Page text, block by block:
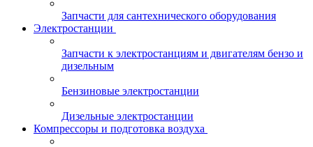
Запчасти для сантехнического оборудования
Электростанции
Запчасти к электростанциям и двигателям бензо и
дизельным
Бензиновые электростанции
Дизельные электростанции
Компрессоры и подготовка воздуха